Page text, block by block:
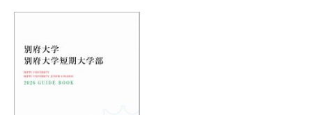
大学・短大以外の資料から請求